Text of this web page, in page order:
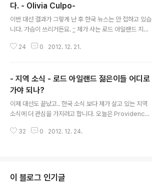
인사 나누고기쁨을 같이 나눕시다. 모두Merry Christma
sandHappy New Year aaa 팀으로부터
다. - Olivia Culpo-
이번 대선 결과가 그렇게 난 후 한국 뉴스는 안 접하고 있습
니다. 가슴이 쓰리거든요. ;; 제가 사는 로드 아일랜드 지역
대회에서 여기 출신이 1등에 뽑혔네요. 정말 정말 반가운
aking News Miss Universe Olivia Culpo coming
home to Cranston for the holidays December 2
0, 2012 3:50 pm By Jenna Pelletier The mornin
g after winning the Miss Universe pageant, Olivi
24 0 2012. 12. 21.
- 지역 소식 - 로드 아일랜드 젊은이들 어디로
가야 되나?
이제 대선도 끝났고.. 한국 소식 보다 제가 살고 있는 지역
소식에 더 관심을 가지려고 합니다. 오늘은 Providence
사가 탑으로 실렸네요. Reinvent RI: Where the youn
France. During college, she spent a semester in
32 0 2012. 12. 24.
이 블로그 인기글